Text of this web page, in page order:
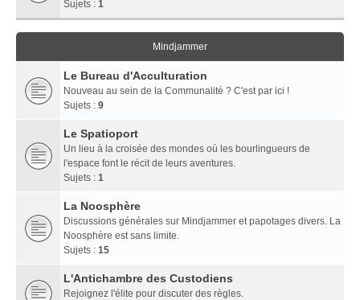
Sujets : 1
Mindjammer
Le Bureau d'Acculturation
Nouveau au sein de la Communalité ? C'est par ici !
Sujets : 9
Le Spatioport
Un lieu à la croisée des mondes où les bourlingueurs de
l'espace font le récit de leurs aventures.
Sujets : 1
La Noosphère
Discussions générales sur Mindjammer et papotages divers. La
Noosphère est sans limite.
Sujets : 15
L'Antichambre des Custodiens
Rejoignez l'élite pour discuter des règles.